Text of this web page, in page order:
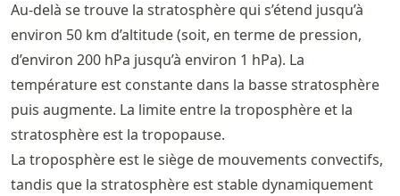
Au-delà se trouve la stratosphère qui s’étend jusqu’à
environ 50 km d’altitude (soit, en terme de pression,
d’environ 200 hPa jusqu’à environ 1 hPa). La
température est constante dans la basse stratosphère
puis augmente. La limite entre la troposphère et la
stratosphère est la tropopause.
La troposphère est le siège de mouvements convectifs,
tandis que la stratosphère est stable dynamiquement